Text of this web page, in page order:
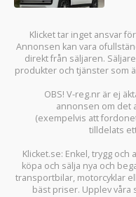
Klicket tar inget ansvar
Annonsen kan vara
direkt från säljaren.
produkter och tjänster som
OBS! V-reg.nr är ej
annonsen om det
(exempelvis att
tilldelats
Klicket.se: Enkel, trygg och
köpa och sälja nya och
transportbilar, motorcyklar
bäst priser. Upplev